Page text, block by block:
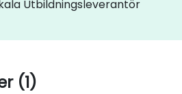
Utbildningsleverantör
(1)